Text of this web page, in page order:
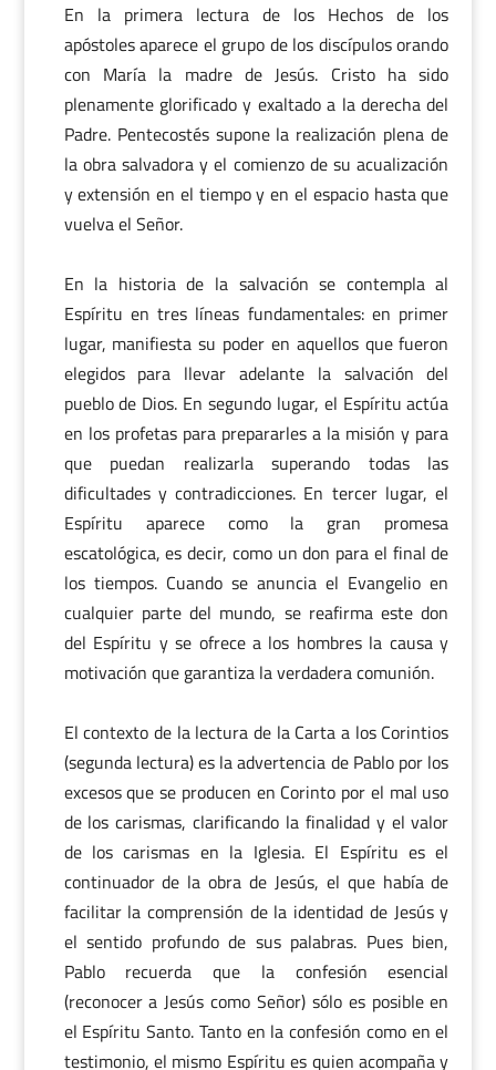
En la primera lectura de los Hechos de los
apóstoles aparece el grupo de los discípulos orando
con María la madre de Jesús. Cristo ha sido
plenamente glorificado y exaltado a la derecha del
Padre. Pentecostés supone la realización plena de
la obra salvadora y el comienzo de su acualización
y extensión en el tiempo y en el espacio hasta que
vuelva el Señor.
En la historia de la salvación se contempla al
Espíritu en tres líneas fundamentales: en primer
lugar, manifiesta su poder en aquellos que fueron
elegidos para llevar adelante la salvación del
pueblo de Dios. En segundo lugar, el Espíritu actúa
en los profetas para prepararles a la misión y para
que puedan realizarla superando todas las
dificultades y contradicciones. En tercer lugar, el
Espíritu aparece como la gran promesa
escatológica, es decir, como un don para el final de
los tiempos. Cuando se anuncia el Evangelio en
cualquier parte del mundo, se reafirma este don
del Espíritu y se ofrece a los hombres la causa y
motivación que garantiza la verdadera comunión.
El contexto de la lectura de la Carta a los Corintios
(segunda lectura) es la advertencia de Pablo por los
excesos que se producen en Corinto por el mal uso
de los carismas, clarificando la finalidad y el valor
de los carismas en la Iglesia. El Espíritu es el
continuador de la obra de Jesús, el que había de
facilitar la comprensión de la identidad de Jesús y
el sentido profundo de sus palabras. Pues bien,
Pablo recuerda que la confesión esencial
(reconocer a Jesús como Señor) sólo es posible en
el Espíritu Santo. Tanto en la confesión como en el
testimonio, el mismo Espíritu es quien acompaña y